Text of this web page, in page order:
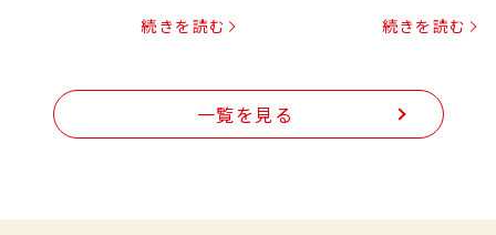
続きを読む 続きを読む
一覧を見る